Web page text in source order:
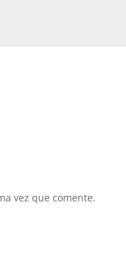
vez que comente.